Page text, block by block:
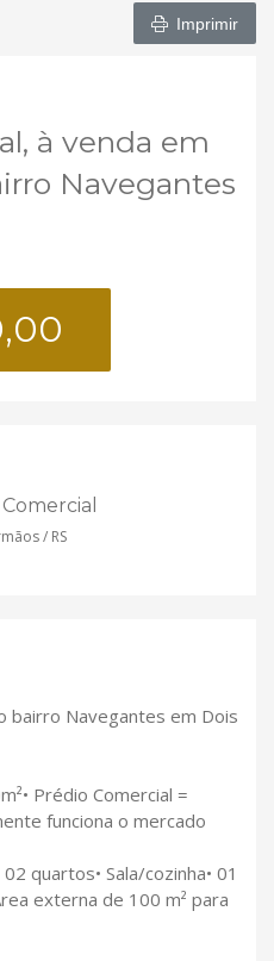
Imprimir
à venda em
Navegantes
/ RS
bairro Navegantes em Dois
Prédio Comercial =
funciona o mercado
quartos• Sala/cozinha• 01
externa de 100 m² para